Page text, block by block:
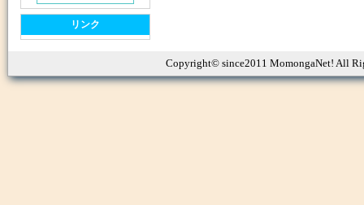
リンク
Copyright© since2011 MomongaNet! All